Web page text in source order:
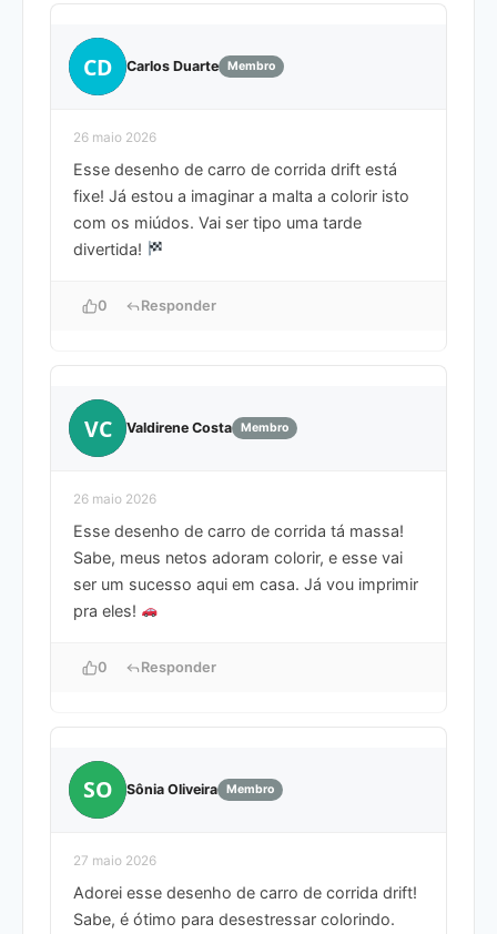
CD Carlos Duarte Membro
26 maio 2026
Esse desenho de carro de corrida drift está
fixe! Já estou a imaginar a malta a colorir isto
com os miúdos. Vai ser tipo uma tarde
divertida!
0 Responder
VC Valdirene Costa Membro
26 maio 2026
Esse desenho de carro de corrida tá massa!
Sabe, meus netos adoram colorir, e esse vai
ser um sucesso aqui em casa. Já vou imprimir
pra eles!
0 Responder
SO Sônia Oliveira Membro
27 maio 2026
Adorei esse desenho de carro de corrida drift!
Sabe, é ótimo para desestressar colorindo.